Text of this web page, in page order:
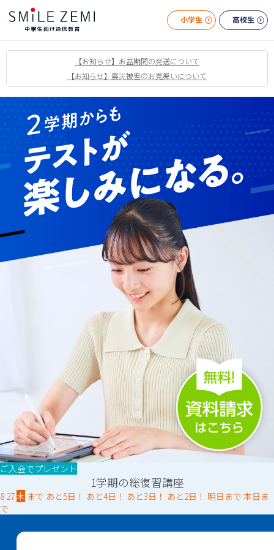
小学生 高校生
【お知らせ】お盆期間の発送について
【お知らせ】震災被害のお見舞いについて
ご入会でプレゼント
1学期の総復習講座
8 27木 まで あと5日！ あと4日！ あと3日！ あと2日！ 明日 まで 本日 ま
で